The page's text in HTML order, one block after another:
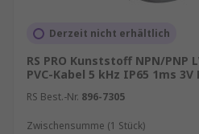
Derzeit nicht erhältlich
RS PRO Kunststoff NPN/PNP
PVC-Kabel 5 kHz IP65 1ms 3V
RS Best.-Nr. 896-7305
Zwischensumme (1 Stück)